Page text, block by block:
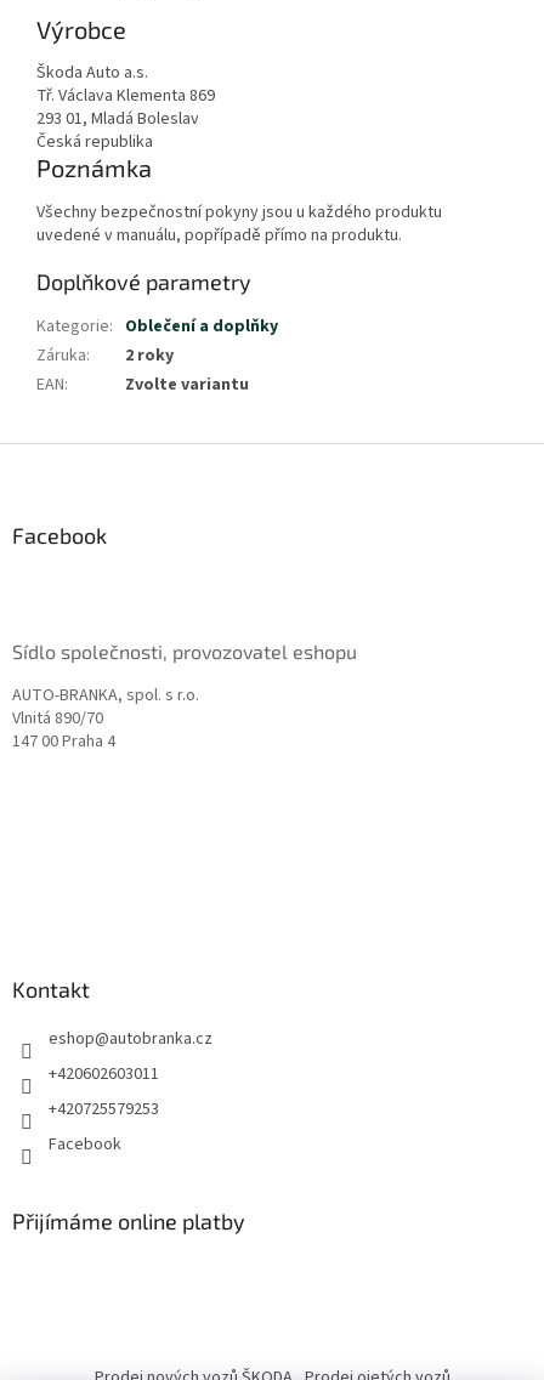
Výrobce
Škoda Auto a.s.
Tř. Václava Klementa 869
293 01, Mladá Boleslav
Česká republika
Poznámka
Všechny bezpečnostní pokyny jsou u každého produktu
uvedené v manuálu, popřípadě přímo na produktu.
Doplňkové parametry
Kategorie: Oblečení a doplňky
Záruka:
2 roky
EAN: Zvolte variantu
Facebook
Sídlo společnosti, provozovatel eshopu
AUTO-BRANKA, spol. s r.o.
Vlnitá 890/70
147 00 Praha 4
Kontakt
eshop@autobranka.cz
+420602603011
+420725579253
Facebook
Přijímáme online platby